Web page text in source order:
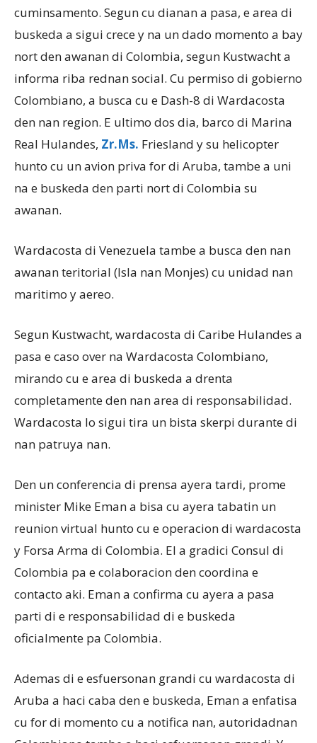
cuminsamento. Segun cu dianan a pasa, e area di
buskeda a sigui crece y na un dado momento a bay
nort den awanan di Colombia, segun Kustwacht a
informa riba rednan social. Cu permiso di gobierno
Colombiano, a busca cu e Dash-8 di Wardacosta
den nan region. E ultimo dos dia, barco di Marina
Real Hulandes, Zr.Ms. Friesland y su helicopter
hunto cu un avion priva for di Aruba, tambe a uni
na e buskeda den parti nort di Colombia su
awanan.
Wardacosta di Venezuela tambe a busca den nan
awanan teritorial (Isla nan Monjes) cu unidad nan
maritimo y aereo.
Segun Kustwacht, wardacosta di Caribe Hulandes a
pasa e caso over na Wardacosta Colombiano,
mirando cu e area di buskeda a drenta
completamente den nan area di responsabilidad.
Wardacosta lo sigui tira un bista skerpi durante di
nan patruya nan.
Den un conferencia di prensa ayera tardi, prome
minister Mike Eman a bisa cu ayera tabatin un
reunion virtual hunto cu e operacion di wardacosta
y Forsa Arma di Colombia. El a gradici Consul di
Colombia pa e colaboracion den coordina e
contacto aki. Eman a confirma cu ayera a pasa
parti di e responsabilidad di e buskeda
oficialmente pa Colombia.
Ademas di e esfuersonan grandi cu wardacosta di
Aruba a haci caba den e buskeda, Eman a enfatisa
cu for di momento cu a notifica nan, autoridadnan